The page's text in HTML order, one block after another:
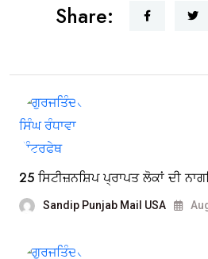
Share:
25 ਸਿਟੀਜ਼ਨਸ਼ਿਪ ਪ੍ਰਾਪਤ ਲੋਕਾਂ ਦੀ
Sandip Punjab Mail USA